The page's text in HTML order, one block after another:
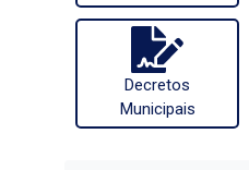
Decretos
Municipais